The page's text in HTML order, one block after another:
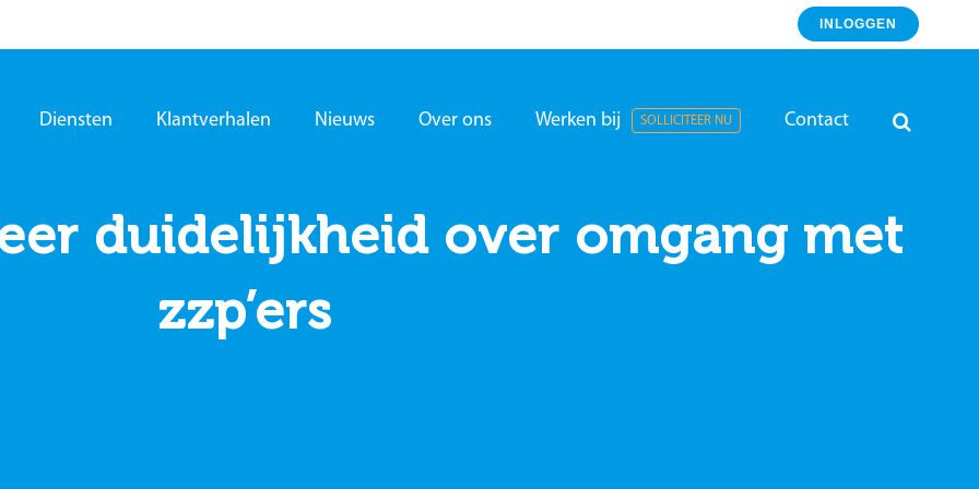
INLOGGEN
Diensten Klantverhalen Nieuws Over ons Werken bij SOLLICITEER NU Contact
duidelijkheid over omgang met
zzp’ers